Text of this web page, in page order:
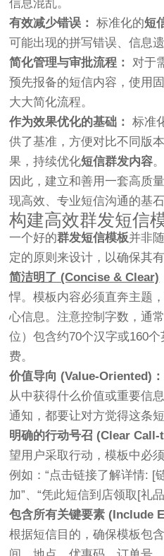
信息混乱。
有效减少错误：
标准化的短
可能出现的拼写错误、信息
简化管理与审批流程：
对于
预先报备的短信内容，使用
大大简化流程。
作为效果优化的基础：
标准
供了基准，方便对比不同版
果，持续优化短信群发内容。
因此，建立和善用一套高质
现高效、专业短信沟通的基石
构建高效群发短信
一个好的群发短信模板并非
定的原则来设计，以确保其有
简洁明了 (Concise & Clear)
悍。模板内容必须直奔主题
心信息。注意控制字数，通
位）包含约70个汉字或160
费。
价值导向 (Value-Oriented)：
从中获得什么价值或重要信
通知，都要让对方觉得这条
明确的行动号召 (Clear Call-
望用户采取行动，模板中必
例如：“点击链接了解详情: [
加”、“凭此短信到店领取[礼品
包含所有关键要素 (Include
根据短信目的，确保模板包